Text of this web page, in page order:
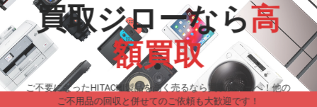
買取ジローなら高
額買取
ご不要になったHITACHI製品を高く売るなら買取ジローへ！他の
ご不用品の回収と併せてのご依頼も大歓迎です！